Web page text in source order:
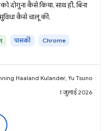
दोगुना कैसे किया. साथ ही, बिना
कैसे चालू की.
पासकी Chrome
Haaland Kulander, Yu Tsuno
1 जुलाई 2026